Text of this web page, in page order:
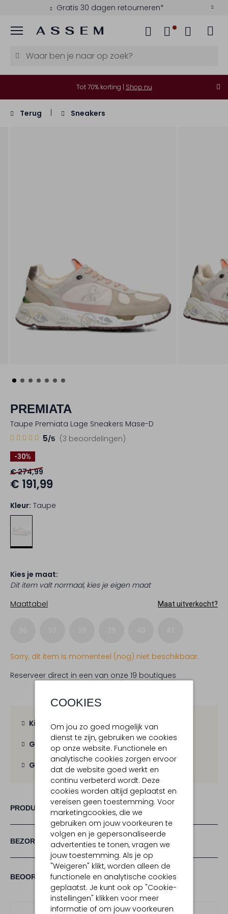
Gratis 30 dagen retourneren*
Menu
COOKIES
Om jou zo goed mogelijk van
dienst te zijn, gebruiken we cookies
op onze website. Functionele en
analytische cookies zorgen ervoor
dat de website goed werkt en
continu verbeterd wordt. Deze
cookies worden altijd geplaatst en
vereisen geen toestemming. Voor
marketingcookies, die we
gebruiken om jouw voorkeuren te
volgen en je gepersonaliseerde
advertenties te tonen, vragen we
jouw toestemming. Als je op
"Weigeren" klikt, worden alleen de
functionele en analytische cookies
geplaatst. Je kunt ook op "Cookie-
instellingen" klikken voor meer
informatie of om jouw voorkeuren
Tot 70% korting | Shop nu
Terug Sneakers
PREMIATA
Taupe Premiata Lage Sneakers Mase-D
(3 beoordelingen)
5/5
3
5
Sterren
-30%
€ 274,99
€ 191,99
Kleur: Taupe
Kies je maat:
Dit item valt normaal, kies je eigen maat
Maattabel
Maat uitverkocht?
Sorry, dit item is momenteel (nog) niet beschikbaar.
Reserveer direct in een van onze 19 boutiques
Kies zelf je bezorgmoment
Gratis verzendingvanaf € 100,-
Gratis retour binnen 30 dagen
PRODUCT INFORMATIE
BEOORDELINGEN (3) 5/5
3
5
STERREN
BEZORGEN & RETOURNEREN